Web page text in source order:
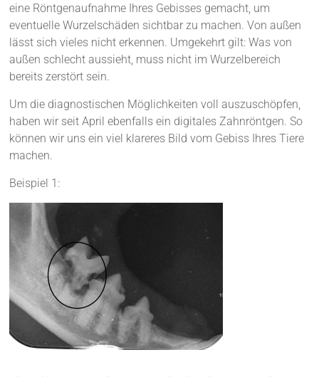
eine Röntgenaufnahme Ihres Gebisses gemacht, um
eventuelle Wurzelschäden sichtbar zu machen. Von außen
lässt sich vieles nicht erkennen. Umgekehrt gilt: Was von
außen schlecht aussieht, muss nicht im Wurzelbereich
bereits zerstört sein.
Um die diagnostischen Möglichkeiten voll auszuschöpfen,
haben wir seit April ebenfalls ein digitales Zahnröntgen. So
können wir uns ein viel klareres Bild vom Gebiss Ihres Tiere
machen.
Beispiel 1: